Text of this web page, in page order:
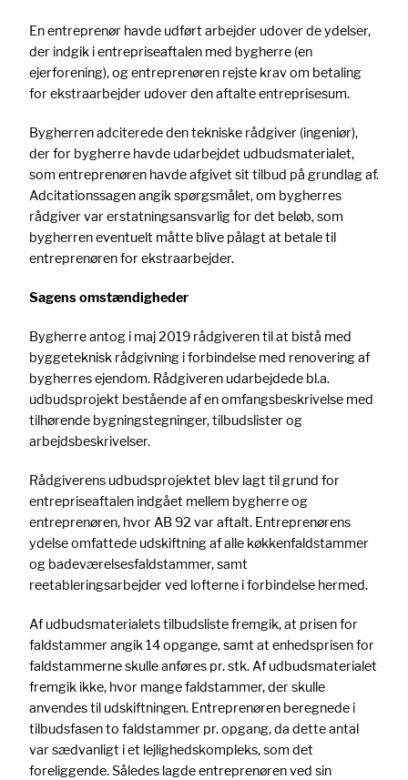
En entreprenør havde udført arbejder udover de ydelser,
der indgik i entrepriseaftalen med bygherre (en
ejerforening), og entreprenøren rejste krav om betaling
for ekstraarbejder udover den aftalte entreprisesum.
Bygherren adciterede den tekniske rådgiver (ingeniør),
der for bygherre havde udarbejdet udbudsmaterialet,
som entreprenøren havde afgivet sit tilbud på grundlag af.
Adcitationssagen angik spørgsmålet, om bygherres
rådgiver var erstatningsansvarlig for det beløb, som
bygherren eventuelt måtte blive pålagt at betale til
entreprenøren for ekstraarbejder.
Sagens omstændigheder
Bygherre antog i maj 2019 rådgiveren til at bistå med
byggeteknisk rådgivning i forbindelse med renovering af
bygherres ejendom. Rådgiveren udarbejdede bl.a.
udbudsprojekt bestående af en omfangsbeskrivelse med
tilhørende bygningstegninger, tilbudslister og
arbejdsbeskrivelser.
Rådgiverens udbudsprojektet blev lagt til grund for
entrepriseaftalen indgået mellem bygherre og
entreprenøren, hvor AB 92 var aftalt. Entreprenørens
ydelse omfattede udskiftning af alle køkkenfaldstammer
og badeværelsesfaldstammer, samt
reetableringsarbejder ved lofterne i forbindelse hermed.
Af udbudsmaterialets tilbudsliste fremgik, at prisen for
faldstammer angik 14 opgange, samt at enhedsprisen for
faldstammerne skulle anføres pr. stk. Af udbudsmaterialet
fremgik ikke, hvor mange faldstammer, der skulle
anvendes til udskiftningen. Entreprenøren beregnede i
tilbudsfasen to faldstammer pr. opgang, da dette antal
var sædvanligt i et lejlighedskompleks, som det
foreliggende. Således lagde entreprenøren ved sin